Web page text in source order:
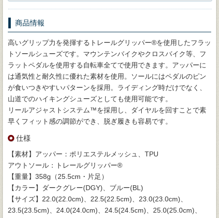
商品情報
高いグリップ力を発揮するトレールグリッパー®を使用したフラッ
トソールシューズです。マウンテンバイクやクロスバイク等、フ
ラットペダルを使用する自転車全てで使用できます。アッパーに
は通気性と耐久性に優れた素材を使用。ソールにはペダルのピン
が食いつきやすいパターンを採用。ライディング時だけでなく、
山道でのハイキングシューズとしても使用可能です。
リールアジャストシステム™を採用し、ダイヤルを回すことで素
早くフィット感の調節ができ、脱ぎ履きも容易です。
仕様
【素材】アッパー：ポリエステルメッシュ、TPU
アウトソール：トレールグリッパー®
【重量】358g（25.5cm・片足）
【カラー】ダークグレー(DGY)、ブルー(BL)
【サイズ】22.0(22.0cm)、22.5(22.5cm)、23.0(23.0cm)、
23.5(23.5cm)、24.0(24.0cm)、24.5(24.5cm)、25.0(25.0cm)、